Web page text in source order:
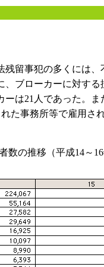
留事犯の多くには
ブローカーに対す
は21人であった。
た事務所等で雇用さ
の推移（平成14～16